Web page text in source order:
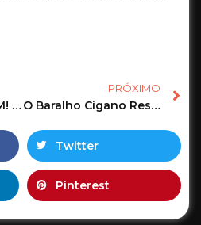
MENTALIZE ALGUEM! REVELAÇÃO SOBRE ELE(A) AGORA!
PRÓXIMO
O Baralho Cigano Responde o Tarot Revela uma mensagem pra você! #tarot #tarotonline #tarotscope
Twitter
Pinterest